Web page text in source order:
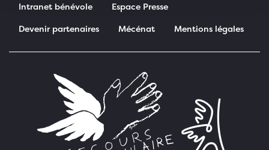
Intranet bénévole
Espace Presse
Devenir partenaires
Mécénat Mentions légales